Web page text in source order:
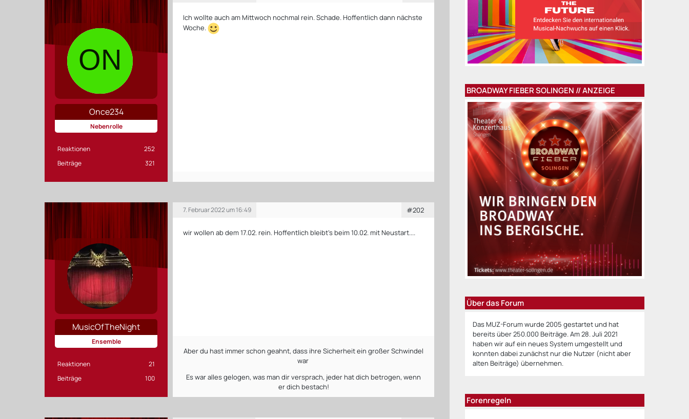
Once234
Nebenrolle
Reaktionen
252
Beiträge
321
Ich wollte auch am Mittwoch nochmal rein. Schade. Hoffentlich dann nächste
Woche.
MusicOfTheNight
Ensemble
Reaktionen
21
Beiträge
100
7. Februar 2022 um 16:49 #202
wir wollen ab dem 17.02. rein. Hoffentlich bleibt's beim 10.02. mit Neustart....
Aber du hast immer schon geahnt, dass ihre Sicherheit ein großer Schwindel
war
Es war alles gelogen, was man dir versprach, jeder hat dich betrogen, wenn
er dich bestach!
BROADWAY FIEBER SOLINGEN // ANZEIGE
Über das Forum
Das MUZ-Forum wurde 2005 gestartet und hat
bereits über 250.000 Beiträge. Am 28. Juli 2021
haben wir auf ein neues System umgestellt und
konnten dabei zunächst nur die Nutzer (nicht aber
alten Beiträge) übernehmen.
Forenregeln